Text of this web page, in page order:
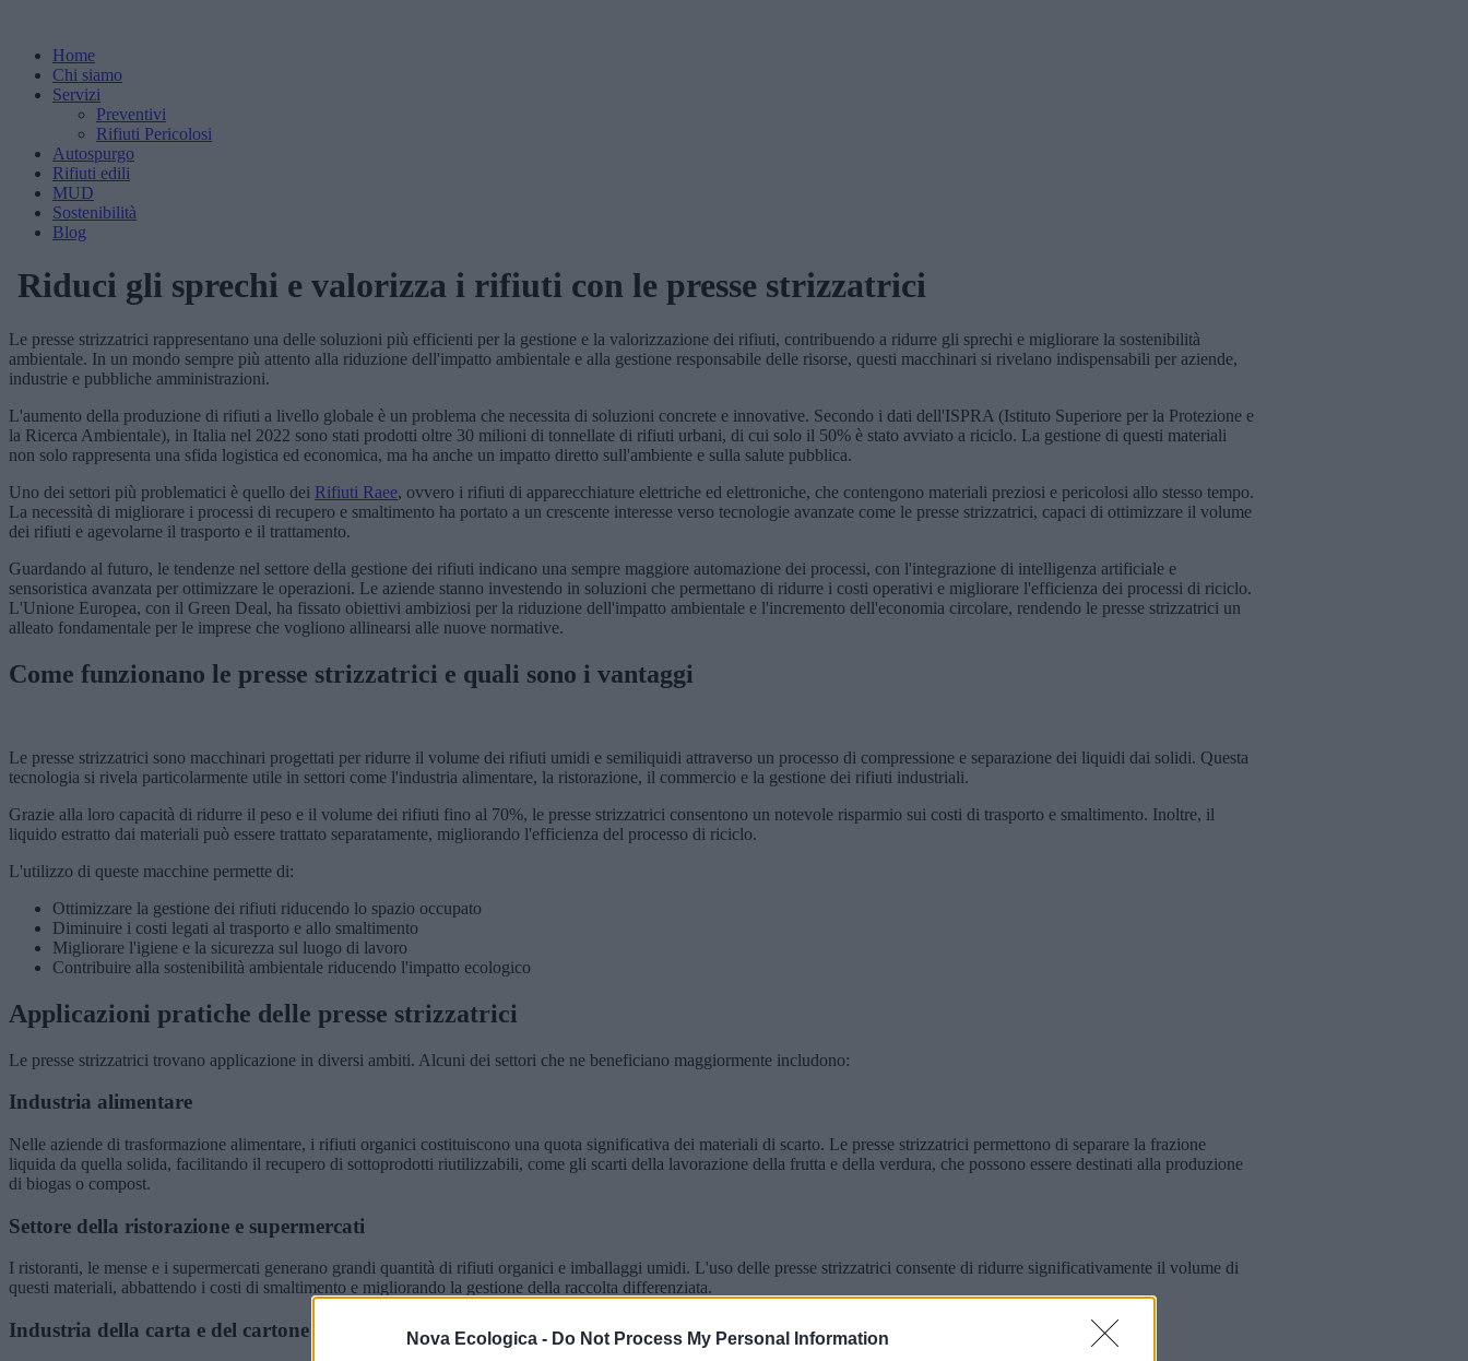
Nova Ecologica - Do Not Process My Personal Information
Home
Chi siamo
Servizi
Preventivi
Rifiuti Pericolosi
Autospurgo
Rifiuti edili
MUD
Sostenibilità
Blog
Riduci gli sprechi e valorizza i rifiuti con le presse strizzatrici
Le presse strizzatrici rappresentano una delle soluzioni più efficienti per la gestione e la valorizzazione dei rifiuti, contribuendo a ridurre gli sprechi e migliorare la sostenibilità
ambientale. In un mondo sempre più attento alla riduzione dell'impatto ambientale e alla gestione responsabile delle risorse, questi macchinari si rivelano indispensabili per aziende,
industrie e pubbliche amministrazioni.
L'aumento della produzione di rifiuti a livello globale è un problema che necessita di soluzioni concrete e innovative. Secondo i dati dell'ISPRA (Istituto Superiore per la Protezione e
la Ricerca Ambientale), in Italia nel 2022 sono stati prodotti oltre 30 milioni di tonnellate di rifiuti urbani, di cui solo il 50% è stato avviato a riciclo. La gestione di questi materiali
non solo rappresenta una sfida logistica ed economica, ma ha anche un impatto diretto sull'ambiente e sulla salute pubblica.
Uno dei settori più problematici è quello dei Rifiuti Raee, ovvero i rifiuti di apparecchiature elettriche ed elettroniche, che contengono materiali preziosi e pericolosi allo stesso tempo.
La necessità di migliorare i processi di recupero e smaltimento ha portato a un crescente interesse verso tecnologie avanzate come le presse strizzatrici, capaci di ottimizzare il volume
dei rifiuti e agevolarne il trasporto e il trattamento.
Guardando al futuro, le tendenze nel settore della gestione dei rifiuti indicano una sempre maggiore automazione dei processi, con l'integrazione di intelligenza artificiale e
sensoristica avanzata per ottimizzare le operazioni. Le aziende stanno investendo in soluzioni che permettano di ridurre i costi operativi e migliorare l'efficienza dei processi di riciclo.
L'Unione Europea, con il Green Deal, ha fissato obiettivi ambiziosi per la riduzione dell'impatto ambientale e l'incremento dell'economia circolare, rendendo le presse strizzatrici un
alleato fondamentale per le imprese che vogliono allinearsi alle nuove normative.
Come funzionano le presse strizzatrici e quali sono i vantaggi
Le presse strizzatrici sono macchinari progettati per ridurre il volume dei rifiuti umidi e semiliquidi attraverso un processo di compressione e separazione dei liquidi dai solidi. Questa
tecnologia si rivela particolarmente utile in settori come l'industria alimentare, la ristorazione, il commercio e la gestione dei rifiuti industriali.
Grazie alla loro capacità di ridurre il peso e il volume dei rifiuti fino al 70%, le presse strizzatrici consentono un notevole risparmio sui costi di trasporto e smaltimento. Inoltre, il
liquido estratto dai materiali può essere trattato separatamente, migliorando l'efficienza del processo di riciclo.
L'utilizzo di queste macchine permette di:
Ottimizzare la gestione dei rifiuti riducendo lo spazio occupato
Diminuire i costi legati al trasporto e allo smaltimento
Migliorare l'igiene e la sicurezza sul luogo di lavoro
Contribuire alla sostenibilità ambientale riducendo l'impatto ecologico
Applicazioni pratiche delle presse strizzatrici
Le presse strizzatrici trovano applicazione in diversi ambiti. Alcuni dei settori che ne beneficiano maggiormente includono:
Industria alimentare
Nelle aziende di trasformazione alimentare, i rifiuti organici costituiscono una quota significativa dei materiali di scarto. Le presse strizzatrici permettono di separare la frazione
liquida da quella solida, facilitando il recupero di sottoprodotti riutilizzabili, come gli scarti della lavorazione della frutta e della verdura, che possono essere destinati alla produzione
di biogas o compost.
Settore della ristorazione e supermercati
I ristoranti, le mense e i supermercati generano grandi quantità di rifiuti organici e imballaggi umidi. L'uso delle presse strizzatrici consente di ridurre significativamente il volume di
questi materiali, abbattendo i costi di smaltimento e migliorando la gestione della raccolta differenziata.
Industria della carta e del cartone